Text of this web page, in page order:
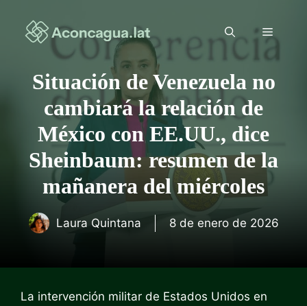
contenido
Menú
Situación de Venezuela no
cambiará la relación de
México con EE.UU., dice
Sheinbaum: resumen de la
mañanera del miércoles
Laura Quintana 8 de enero de 2026
La intervención militar de Estados Unidos en